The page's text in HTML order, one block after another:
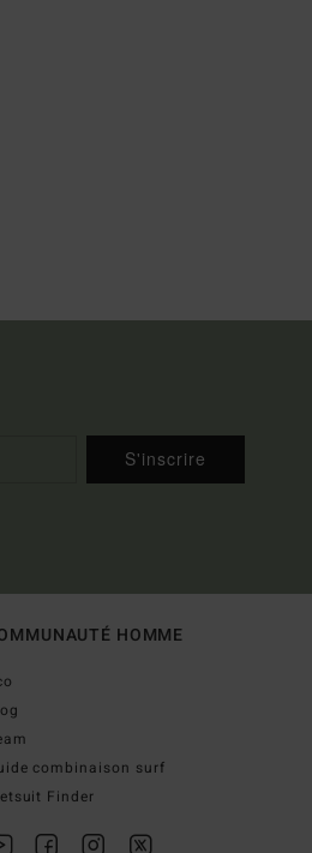
S'inscrire
HOMME
combinaison surf
Finder